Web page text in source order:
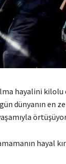
hayalini
dünyanın en
hayal